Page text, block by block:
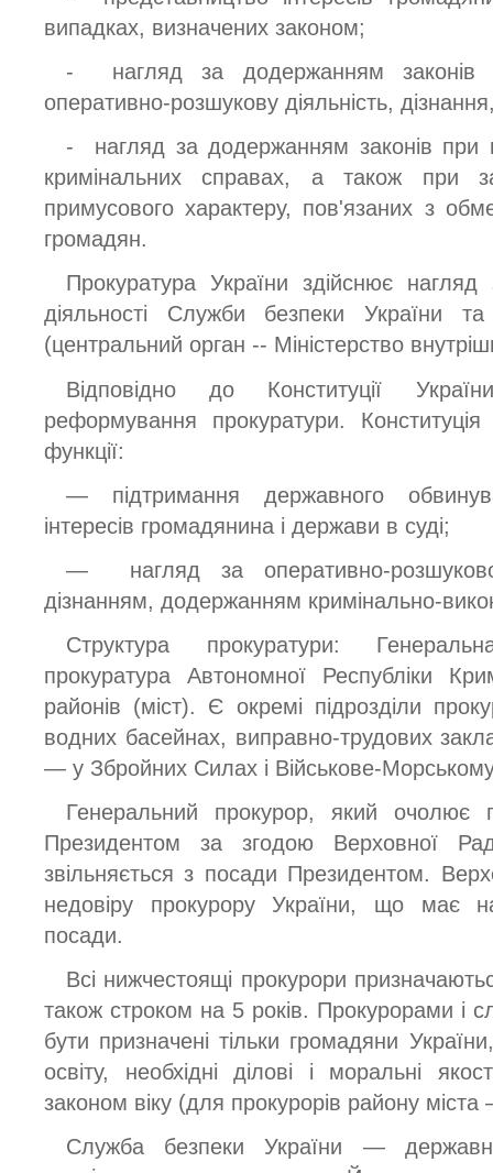
випадках, визначених законом;
- нагляд за додержанням законів
оперативно-розшукову діяльність,
- нагляд за додержанням законів при
кримінальних справах, а також при
примусового характеру, пов'язаних з
громадян.
Прокуратура України здійснює
діяльності Служби безпеки України та
(центральний орган -- Міністерство
Відповідно до Конституції
реформування прокуратури.
функції:
— підтримання державного
інтересів громадянина і держави в суді;
— нагляд за оперативно-
дізнанням, додержанням кримінально-
Структура прокуратури:
прокуратура Автономної Республіки
районів (міст). Є окремі підрозділи
водних басейнах, виправно-трудових
— у Збройних Силах і Військове-
Генеральний прокурор, який очолює
Президентом за згодою Верховної
звільняється з посади Президентом.
недовіру прокурору України, що має
посади.
Всі нижчестоящі прокурори
також строком на 5 років. Прокурорами і
бути призначені тільки громадяни
освіту, необхідні ділові і моральні
законом віку (для прокурорів району
Служба безпеки України —